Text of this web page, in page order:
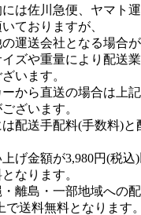
は佐川急便、ヤマト
ておりますが、
運送会社となる場合が
ズや重量により配送
います。
ーから直送の場合は上
ざいます。
配送手配料(手数料)と
げ金額が3,980円(税込
なります。
離島・一部地域への
で送料無料となります。